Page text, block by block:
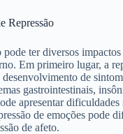
Repressão
pode ter diversos
Em primeiro lugar, a
de
gastrointestinais,
apresentar
de emoções pode
de afeto.